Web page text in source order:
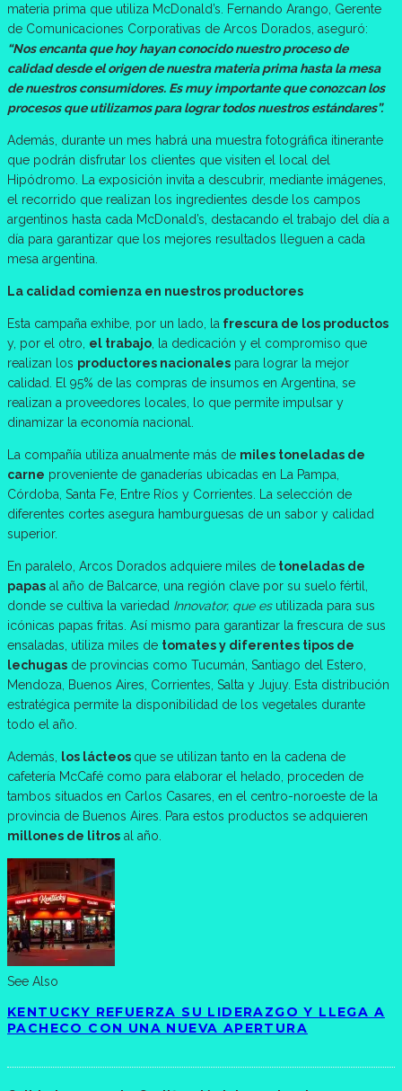
materia prima que utiliza McDonald’s. Fernando Arango, Gerente
de Comunicaciones Corporativas de Arcos Dorados, aseguró:
“Nos encanta que hoy hayan conocido nuestro proceso de
calidad desde el origen de nuestra materia prima hasta la mesa
de nuestros consumidores. Es muy importante que conozcan los
procesos que utilizamos para lograr todos nuestros estándares”.
Además, durante un mes habrá una muestra fotográfica itinerante
que podrán disfrutar los clientes que visiten el local del
Hipódromo. La exposición invita a descubrir, mediante imágenes,
el recorrido que realizan los ingredientes desde los campos
argentinos hasta cada McDonald’s, destacando el trabajo del día a
día para garantizar que los mejores resultados lleguen a cada
mesa argentina.
La calidad comienza en nuestros productores
Esta campaña exhibe, por un lado, la frescura de los productos
y, por el otro, el trabajo , la dedicación y el compromiso que
realizan los productores nacionales para lograr la mejor
calidad. El 95% de las compras de insumos en Argentina, se
realizan a proveedores locales, lo que permite impulsar y
dinamizar la economía nacional.
La compañía utiliza anualmente más de miles toneladas de
carne proveniente de ganaderías ubicadas en La Pampa,
Córdoba, Santa Fe, Entre Ríos y Corrientes. La selección de
diferentes cortes asegura hamburguesas de un sabor y calidad
superior.
En paralelo, Arcos Dorados adquiere miles de toneladas de
papas al año de Balcarce, una región clave por su suelo fértil,
donde se cultiva la variedad Innovator, que es utilizada para sus
icónicas papas fritas. Así mismo para garantizar la frescura de sus
ensaladas, utiliza miles de tomates y diferentes tipos de
lechugas de provincias como Tucumán, Santiago del Estero,
Mendoza, Buenos Aires, Corrientes, Salta y Jujuy. Esta distribución
estratégica permite la disponibilidad de los vegetales durante
todo el año.
Además, los lácteos que se utilizan tanto en la cadena de
cafetería McCafé como para elaborar el helado, proceden de
tambos situados en Carlos Casares, en el centro-noroeste de la
provincia de Buenos Aires. Para estos productos se adquieren
millones de litros al año.
See Also
KENTUCKY REFUERZA SU LIDERAZGO Y LLEGA A
PACHECO CON UNA NUEVA APERTURA